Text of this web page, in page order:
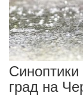
град на